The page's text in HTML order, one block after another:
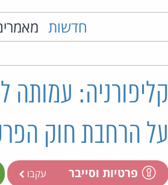
חדשות
קליפורניה:
על הרחבת חוק
פרטיות וסייבר עקבו